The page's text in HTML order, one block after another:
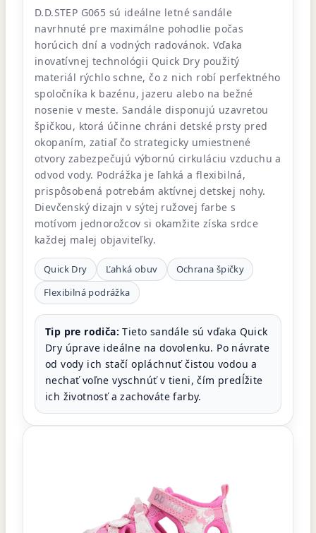
D.D.STEP G065 sú ideálne letné sandále
navrhnuté pre maximálne pohodlie počas
horúcich dní a vodných radovánok. Vďaka
inovatívnej technológii Quick Dry použitý
materiál rýchlo schne, čo z nich robí perfektného
spoločníka k bazénu, jazeru alebo na bežné
nosenie v meste. Sandále disponujú uzavretou
špičkou, ktorá účinne chráni detské prsty pred
okopaním, zatiaľ čo strategicky umiestnené
otvory zabezpečujú výbornú cirkuláciu vzduchu a
odvod vody. Podrážka je ľahká a flexibilná,
prispôsobená potrebám aktívnej detskej nohy.
Dievčenský dizajn v sýtej ružovej farbe s
motívom jednorožcov si okamžite získa srdce
každej malej objaviteľky.
Quick Dry Ľahká obuv
Ochrana špičky
Flexibilná podrážka
Tip pre rodiča: Tieto sandále sú vďaka Quick
Dry úprave ideálne na dovolenku. Po návrate
od vody ich stačí opláchnuť čistou vodou a
nechať voľne vyschnúť v tieni, čím predĺžite
ich životnosť a zachováte farby.